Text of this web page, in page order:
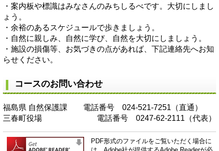
・案内板や標識はみなさんのみちしるべです。大切にしまし
ょう。
・余裕のあるスケジュールで歩きましょう。
・自然に親しみ、自然に学び、自然を大切にしましょう。
・施設の損傷等、お気づきの点があれば、下記連絡先へお知
らせください。
コースのお問い合わせ
福島県 自然保護課 電話番号 024-521-7251（直通）
三春町役場 電話番号 0247-62-2111（代表）
PDF形式のファイルをご覧いただく場合に